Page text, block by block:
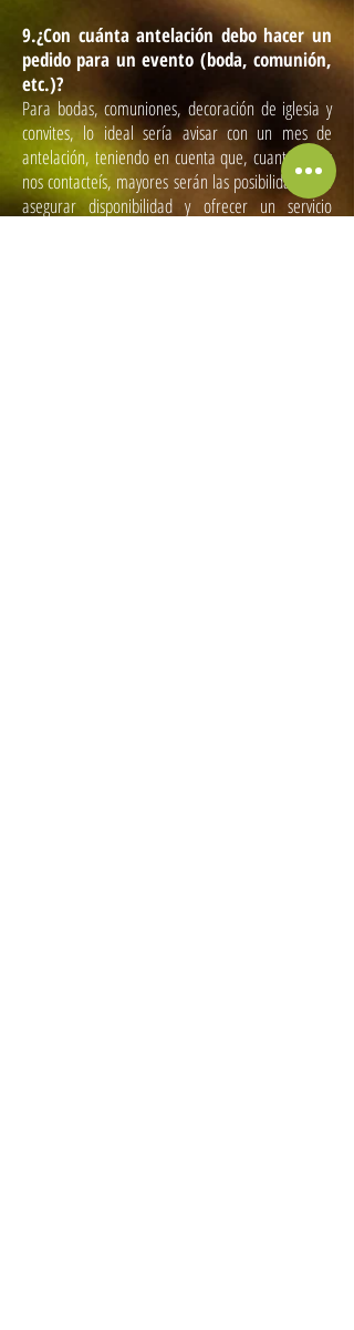
9.¿Con cuánta antelación debo hacer un
pedido para un evento (boda, comunión,
etc.)?
Para bodas, comuniones, decoración de iglesia y
convites, lo ideal sería avisar con un mes de
antelación, teniendo en cuenta que, cuanto antes
nos contacteís, mayores serán las posibilidades de
asegurar disponibilidad y ofrecer un servicio